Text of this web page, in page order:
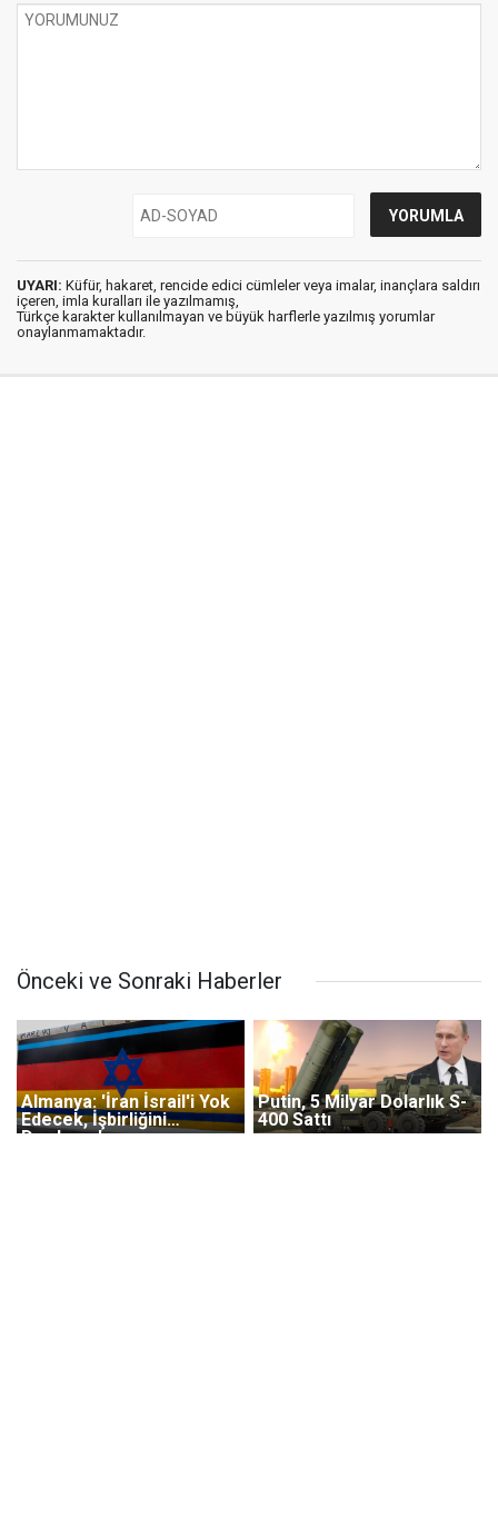
UYARI: Küfür, hakaret, rencide edici cümleler veya imalar, inançlara saldırı
içeren, imla kuralları ile yazılmamış,
Türkçe karakter kullanılmayan ve büyük harflerle yazılmış yorumlar
onaylanmamaktadır.
Önceki ve Sonraki Haberler
Almanya: 'İran İsrail'i Yok
Edecek, İşbirliğini
Durdurun'
Putin, 5 Milyar Dolarlık S-
400 Sattı